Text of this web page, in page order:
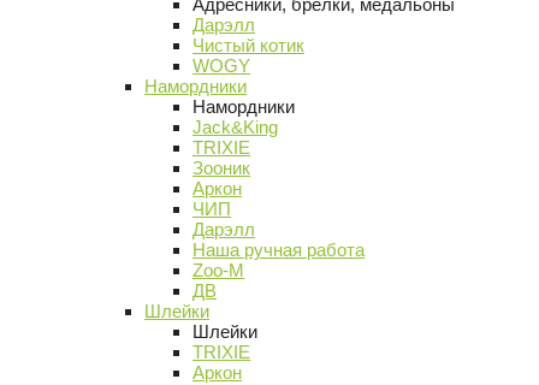
Адресники, брелки, медальоны
Дарэлл
Чистый котик
WOGY
Намордники
Намордники
Jack&King
TRIXIE
Зооник
Аркон
ЧИП
Дарэлл
Наша ручная работа
Zoo-M
ДВ
Шлейки
Шлейки
TRIXIE
Аркон